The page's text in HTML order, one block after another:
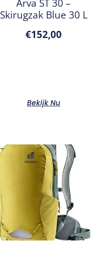
Arva ST 30 –
Skirugzak Blue 30 L
€152,00
Bekijk Nu